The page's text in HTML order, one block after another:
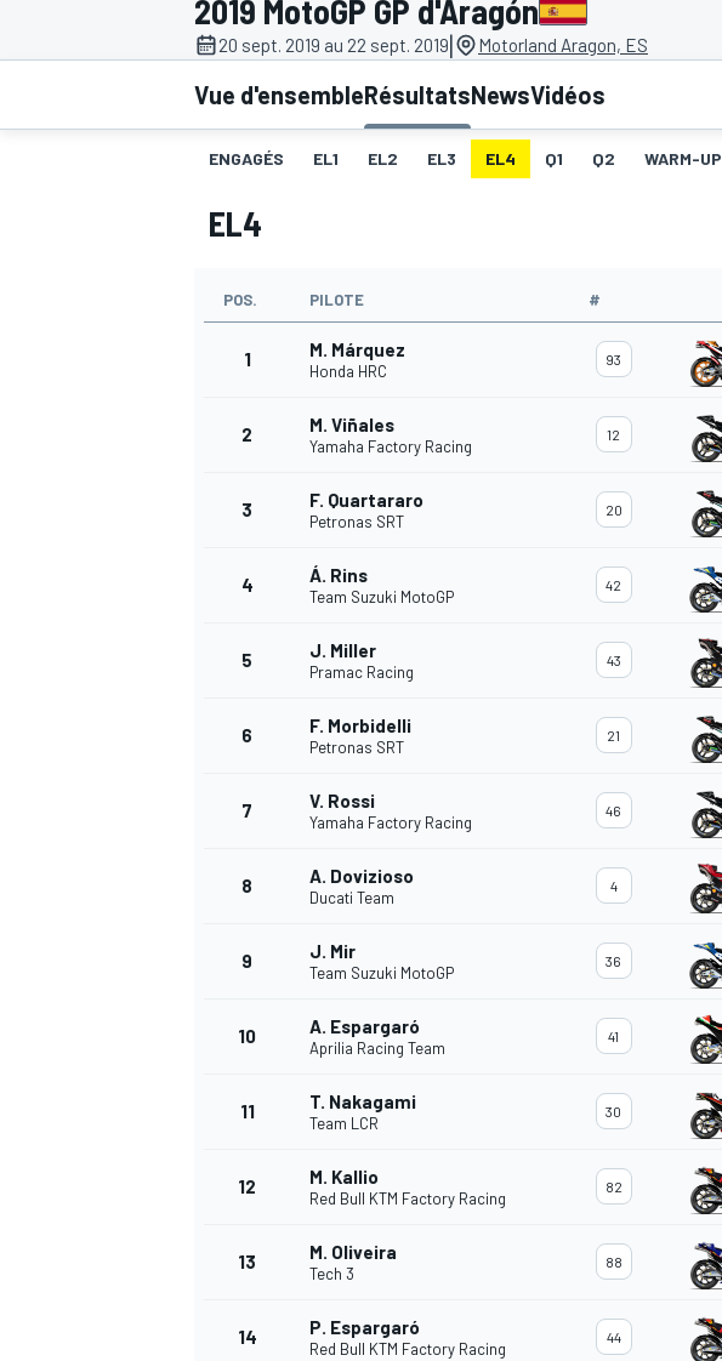
2019 MotoGP GP d'Aragón
20 sept. 2019 au 22 sept. 2019| Motorland Aragon, ES
Vue d'ensembleRésultatsNewsVidéos
ENGAGÉS EL1 EL2 EL3 EL4 Q1 Q2 WARM-UP
EL4
POS. PILOTE #
1 M. Márquez
Honda HRC
93
2 M. Viñales
Yamaha Factory Racing
12
3 F. Quartararo
Petronas SRT
20
4 Á. Rins
Team Suzuki MotoGP
42
5 J. Miller
Pramac Racing
43
6 F. Morbidelli
Petronas SRT
21
7 V. Rossi
Yamaha Factory Racing
46
8 A. Dovizioso
Ducati Team
4
9 J. Mir
Team Suzuki MotoGP
36
10 A. Espargaró
Aprilia Racing Team
41
11 T. Nakagami
Team LCR
30
12 M. Kallio
Red Bull KTM Factory Racing
82
13 M. Oliveira
Tech 3
88
14 P. Espargaró
Red Bull KTM Factory Racing
44